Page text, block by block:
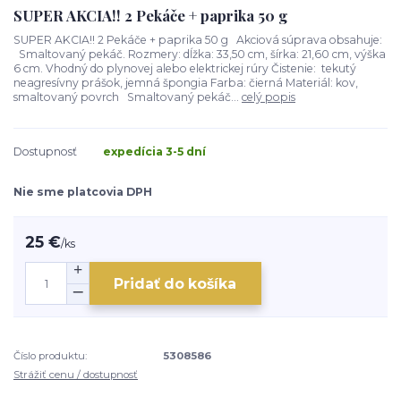
SUPER AKCIA!! 2 Pekáče + paprika 50 g
SUPER AKCIA!! 2 Pekáče + paprika 50 g Akciová súprava obsahuje:
Smaltovaný pekáč. Rozmery: dĺžka: 33,50 cm, šírka: 21,60 cm, výška
6 cm. Vhodný do plynovej alebo elektrickej rúry Čistenie: tekutý
neagresívny prášok, jemná špongia Farba: čierná Materiál: kov,
smaltovaný povrch Smaltovaný pekáč... celý popis
Dostupnosť expedícia 3-5 dní
Nie sme platcovia DPH
25 €/ks
Pridať do košíka
Číslo produktu:
5308586
Strážiť cenu / dostupnosť